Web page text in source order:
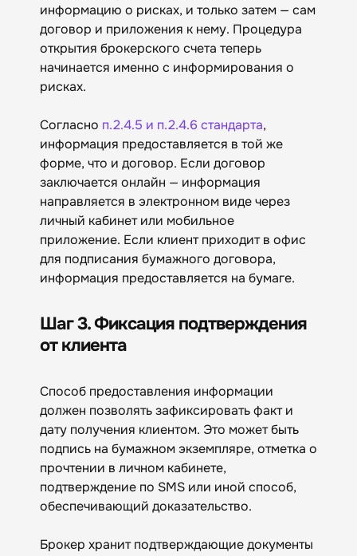
информацию о рисках, и только затем — сам
договор и приложения к нему. Процедура
открытия брокерского счета теперь
начинается именно с информирования о
рисках.
Согласно п.2.4.5 и п.2.4.6 стандарта,
информация предоставляется в той же
форме, что и договор. Если договор
заключается онлайн — информация
направляется в электронном виде через
личный кабинет или мобильное
приложение. Если клиент приходит в офис
для подписания бумажного договора,
информация предоставляется на бумаге.
Шаг 3. Фиксация подтверждения
от клиента
Способ предоставления информации
должен позволять зафиксировать факт и
дату получения клиентом. Это может быть
подпись на бумажном экземпляре, отметка о
прочтении в личном кабинете,
подтверждение по SMS или иной способ,
обеспечивающий доказательство.
Брокер хранит подтверждающие документы